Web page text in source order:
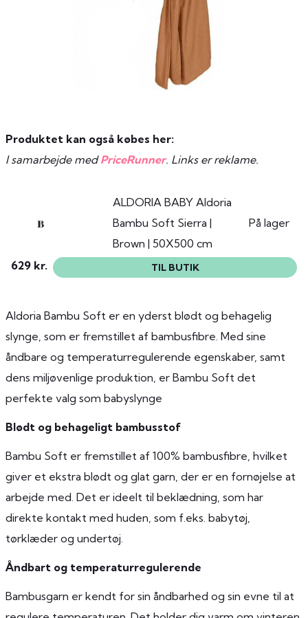
Produktet kan også købes her:
I samarbejde medPriceRunner. Links er reklame.
ALDORIA BABY Aldoria
Bambu Soft Sierra |
Brown | 50X500 cm
På lager
629 kr. TIL BUTIK
Aldoria Bambu Soft er en yderst blødt og behagelig
slynge, som er fremstillet af bambusfibre. Med sine
åndbare og temperaturregulerende egenskaber, samt
dens miljøvenlige produktion, er Bambu Soft det
perfekte valg som babyslynge
Blødt og behageligt bambusstof
Bambu Soft er fremstillet af 100% bambusfibre, hvilket
giver et ekstra blødt og glat garn, der er en fornøjelse at
arbejde med. Det er ideelt til beklædning, som har
direkte kontakt med huden, som f.eks. babytøj,
tørklæder og undertøj.
Åndbart og temperaturregulerende
Bambusgarn er kendt for sin åndbarhed og sin evne til at